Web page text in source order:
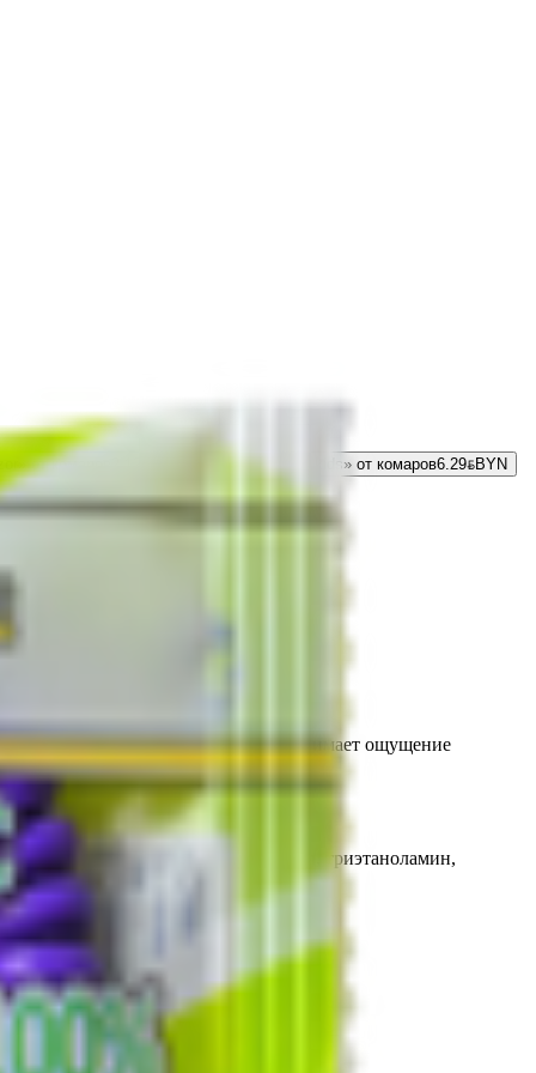
от комаров Спрей «NaDzor kids» от комаров6.29BYNBYN
Средство быстро и эффективно снимает ощущение
каприк триглицерид, карбопол, триэтаноламин,